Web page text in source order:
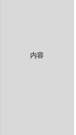
内容